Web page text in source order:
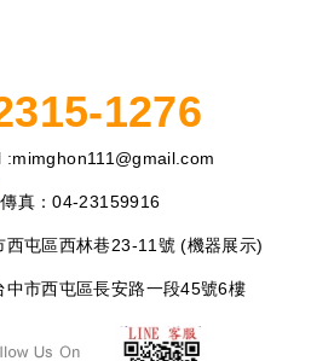
1276
:mimghon111@gmail.com
傳真：04-23159916
西屯區西林巷23-11號 (機器展示)
中市西屯區長安路一段45號6樓